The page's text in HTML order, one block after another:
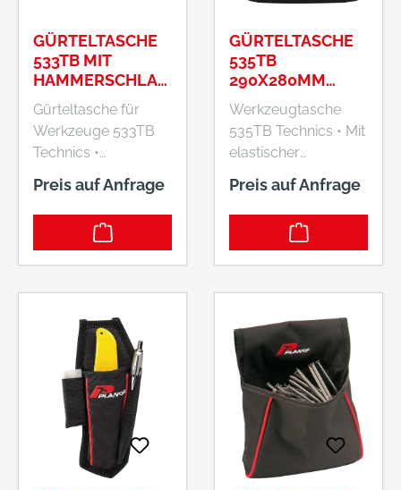
GÜRTELTASCHE
533TB MIT
HAMMERSCHLAU
FE
290X250X30MM
PLANO
Gürteltasche für
Werkzeuge 533TB
Technics •
Polyester • Mit
integrierter
Gürtelschlaufe •
Lieferung: Ohne
Plano GmbH, Ernst-
Befort-Strasse 12,
35578 Wetzlar, DE,
+49 6441 97650,
shop@plano-em.de
Preis auf Anfrage
GÜRTELTASCHE
535TB
290X280MM
PLANO
Werkzeugtasche
535TB Technics • Mit
elastischer
Klebebandkette und
zahlreichen Innen-
und Außentaschen
Wetzlar, DE, +49
6441 97650,
shop@plano-em.de
Preis auf Anfrage